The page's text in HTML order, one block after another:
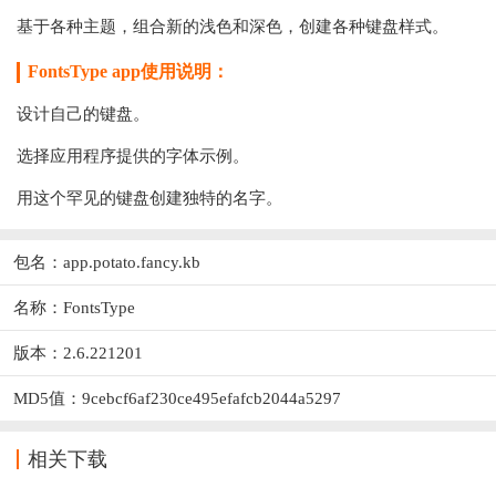
基于各种主题，组合新的浅色和深色，创建各种键盘样式。
FontsType app使用说明：
设计自己的键盘。
选择应用程序提供的字体示例。
用这个罕见的键盘创建独特的名字。
包名：app.potato.fancy.kb
名称：FontsType
版本：2.6.221201
MD5值：9cebcf6af230ce495efafcb2044a5297
相关下载